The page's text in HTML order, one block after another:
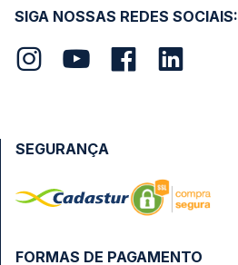
SIGA NOSSAS REDES SOCIAIS:
FORMAS DE PAGAMENTO
SEGURANÇA